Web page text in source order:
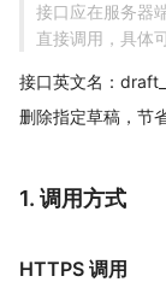
接口应在服务器
直接调用，具体
接口英文名：
删除指定草稿，节
1. 调用方式
HTTPS 调用